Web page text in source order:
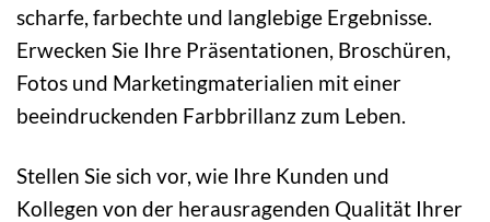
scharfe, farbechte und langlebige Ergebnisse.
Erwecken Sie Ihre Präsentationen, Broschüren,
Fotos und Marketingmaterialien mit einer
beeindruckenden Farbbrillanz zum Leben.
Stellen Sie sich vor, wie Ihre Kunden und
Kollegen von der herausragenden Qualität Ihrer